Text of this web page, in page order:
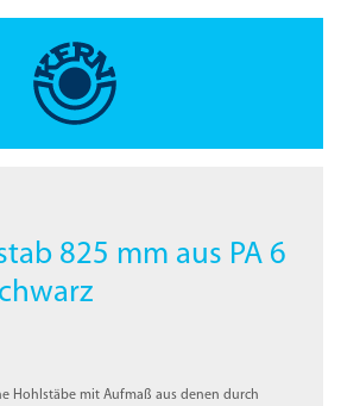
825 mm aus PA 6
Hohlstäbe mit Aufmaß aus denen durch